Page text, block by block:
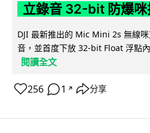
立錄音 32-bit 防爆咪
DJI 最新推出的 Mic Mini 2s 無線
音，並首度下放 32-bit Float 浮點
閱讀全文
256 1 ↗ 分享